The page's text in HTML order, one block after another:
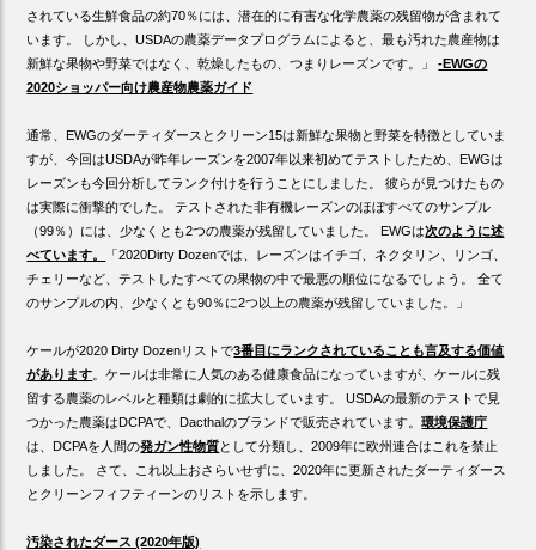
されている生鮮食品の約70％には、潜在的に有害な化学農薬の残留物が含まれて
います。 しかし、USDAの農薬データプログラムによると、最も汚れた農産物は
新鮮な果物や野菜ではなく、乾燥したもの、つまりレーズンです。」-EWGの
2020ショッパー向け農産物農薬ガイド
通常、EWGのダーティダースとクリーン15は新鮮な果物と野菜を特徴としていま
すが、今回はUSDAが昨年レーズンを2007年以来初めてテストしたため、EWGは
レーズンも今回分析してランク付けを行うことにしました。 彼らが見つけたもの
は実際に衝撃的でした。 テストされた非有機レーズンのほぼすべてのサンプル
（99％）には、少なくとも2つの農薬が残留していました。 EWGは次のように述
べています。
「2020Dirty Dozenでは、レーズンはイチゴ、ネクタリン、リンゴ、
チェリーなど、テストしたすべての果物の中で最悪の順位になるでしょう。 全て
のサンプルの内、少なくとも90％に2つ以上の農薬が残留していました。」
ケールが2020 Dirty Dozenリストで3番目にランクされていることも言及する価値
があります 。ケールは非常に人気のある健康食品になっていますが、ケールに残
留する農薬のレベルと種類は劇的に拡大しています。 USDAの最新のテストで見
つかった農薬はDCPAで、Dacthalのブランドで販売されています。環境保護庁
は、DCPAを人間の発ガン性物質として分類し、2009年に欧州連合はこれを禁止
しました。 さて、これ以上おさらいせずに、2020年に更新されたダーティダース
とクリーンフィフティーンのリストを示します。
汚染されたダース (2020年版)